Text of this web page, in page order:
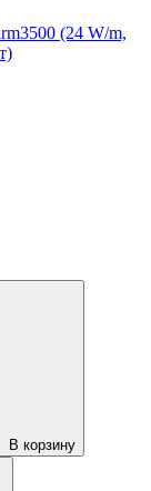
(24 W/m,
В корзину